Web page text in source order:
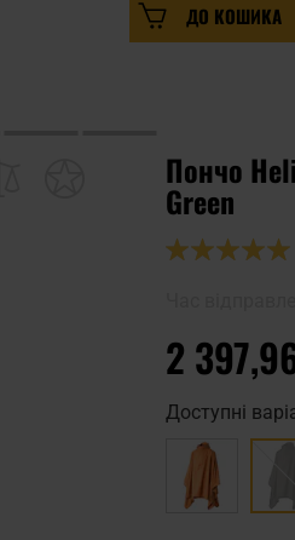
ДО КОШИКА
Пончо
Green
Оцінка:
2
Доступні